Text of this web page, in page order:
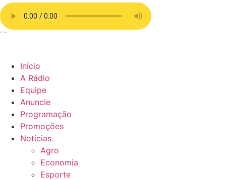
Início
A Rádio
Equipe
Anuncie
Programação
Promoções
Notícias
Agro
Economia
Esporte